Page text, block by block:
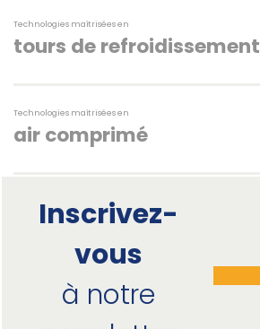
Technologies maîtrisées en
tours de refroidissement
Technologies maîtrisées en
air comprimé
Inscrivez-
vous
à notre